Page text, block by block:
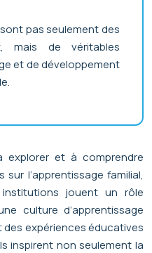
pas seulement des
mais de véritables
et de développement
et à comprendre
l’apprentissage familial,
jouent un rôle
culture d’apprentissage
des expériences éducatives
inspirent non seulement la